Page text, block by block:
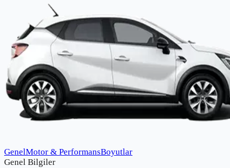
GenelMotor & PerformansBoyutlar
Genel Bilgiler